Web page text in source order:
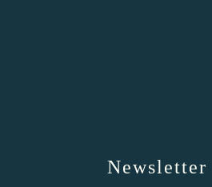
Newsletter